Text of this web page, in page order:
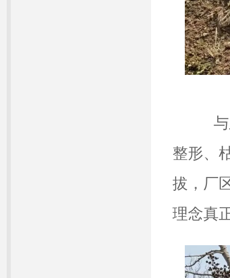
与此
整形、
拔，厂
理念真